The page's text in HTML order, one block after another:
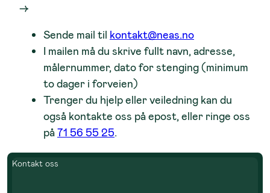
→
Sende mail til kontakt@neas.no
I mailen må du skrive fullt navn, adresse,
målernummer, dato for stenging (minimum
to dager i forveien)
Trenger du hjelp eller veiledning kan du
også kontakte oss på epost, eller ringe oss
på71 56 55 25.
Kontakt oss